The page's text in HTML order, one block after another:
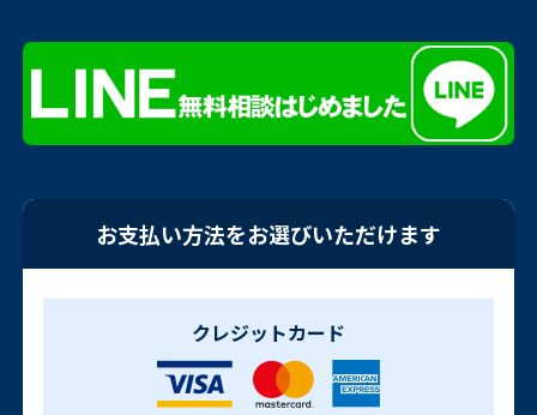
お支払い方法をお選びいただけます
クレジットカード